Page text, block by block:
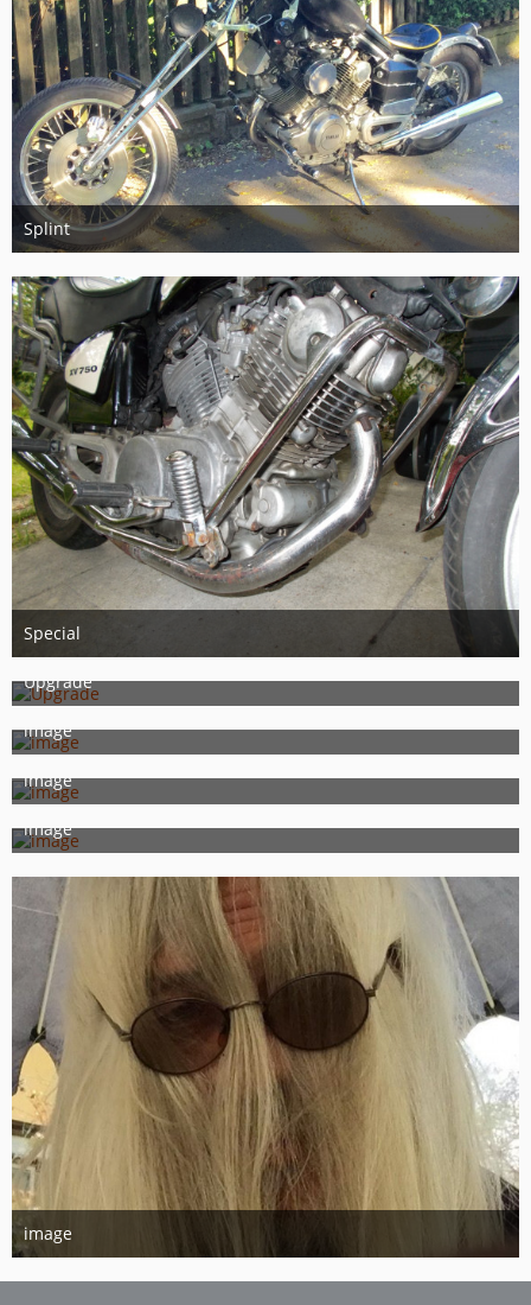
Splint
4. Juni 2017
1
Special
19. August 2016
Upgrade
15. August 2016
image
3. August 2016
image
3. August 2016
image
3. August 2016
image
3. August 2016